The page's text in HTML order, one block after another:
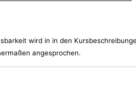
wird in in den
angesprochen.